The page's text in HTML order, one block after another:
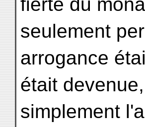
seulement
arrogance
était
simplement